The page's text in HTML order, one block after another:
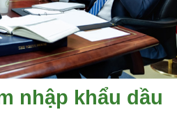
nhập khẩu dầu